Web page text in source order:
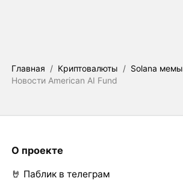
Главная / Криптовалюты / Solana мемы
Новости American AI Fund
О проекте
🤘 Паблик в телеграм